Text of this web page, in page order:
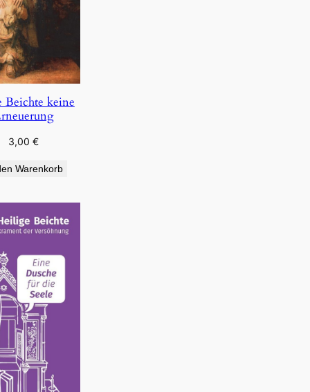
Beichte keine
3,00€
Warenkorb